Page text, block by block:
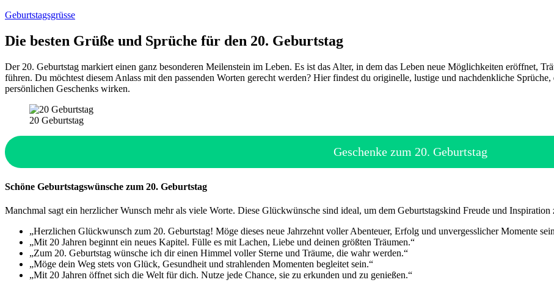
Zum
springen
Geburtstagsgrüsse
Die besten Grüße und Sprüche für den 20. Geburtstag
Der 20. Geburtstag markiert einen ganz besonderen Meilenstein im Leben. Es ist das Alter, in dem das Leben neue Möglichkeiten eröffnet,
führen. Du möchtest diesem Anlass mit den passenden Worten gerecht werden? Hier findest du originelle, lustige und nachdenkliche
persönlichen Geschenks wirken.
20 Geburtstag
Geschenke zum 20. Geburtstag
Schöne Geburtstagswünsche zum 20. Geburtstag
Manchmal sagt ein herzlicher Wunsch mehr als viele Worte. Diese Glückwünsche sind ideal, um dem Geburtstagskind Freude und Inspiration
„Herzlichen Glückwunsch zum 20. Geburtstag! Möge dieses neue Jahrzehnt voller Abenteuer, Erfolg und unvergesslicher Momente
„Mit 20 Jahren beginnt ein neues Kapitel. Fülle es mit Lachen, Liebe und deinen größten Träumen.“
„Zum 20. Geburtstag wünsche ich dir einen Himmel voller Sterne und Träume, die wahr werden.“
„Möge dein Weg stets von Glück, Gesundheit und strahlenden Momenten begleitet sein.“
„Mit 20 Jahren öffnet sich die Welt für dich. Nutze jede Chance, sie zu erkunden und zu genießen.“